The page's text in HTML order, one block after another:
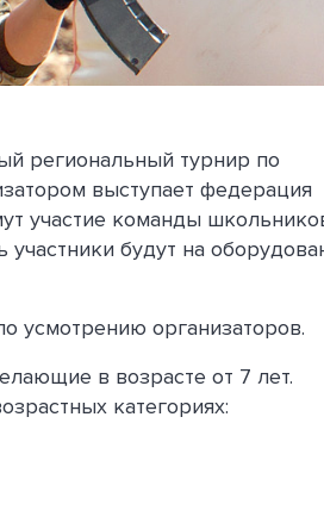
региональный турнир по
выступает федерация
участие команды
будут на
усмотрению организаторов.
в возрасте от 7 лет.
категориях: